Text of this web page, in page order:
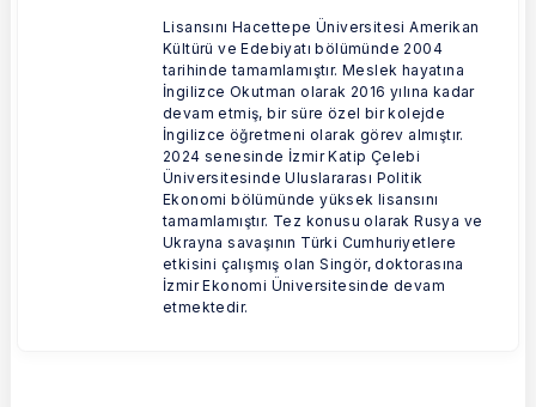
Lisansını Hacettepe Üniversitesi Amerikan
Kültürü ve Edebiyatı bölümünde 2004
tarihinde tamamlamıştır. Meslek hayatına
İngilizce Okutman olarak 2016 yılına kadar
devam etmiş, bir süre özel bir kolejde
İngilizce öğretmeni olarak görev almıştır.
2024 senesinde İzmir Katip Çelebi
Üniversitesinde Uluslararası Politik
Ekonomi bölümünde yüksek lisansını
tamamlamıştır. Tez konusu olarak Rusya ve
Ukrayna savaşının Türki Cumhuriyetlere
etkisini çalışmış olan Singör, doktorasına
İzmir Ekonomi Üniversitesinde devam
etmektedir.